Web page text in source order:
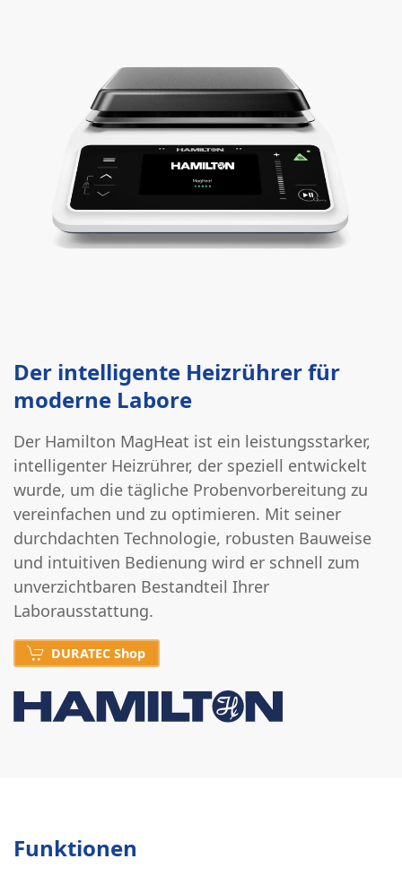
Der intelligente Heizrührer für
moderne Labore
Der Hamilton MagHeat ist ein leistungsstarker,
intelligenter Heizrührer, der speziell entwickelt
wurde, um die tägliche Probenvorbereitung zu
vereinfachen und zu optimieren. Mit seiner
durchdachten Technologie, robusten Bauweise
und intuitiven Bedienung wird er schnell zum
unverzichtbaren Bestandteil Ihrer
Laborausstattung.
DURATEC Shop
Funktionen